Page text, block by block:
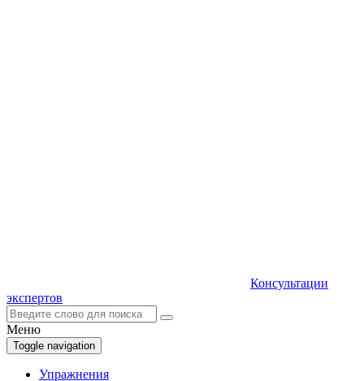
Консультации
экспертов
Меню
Toggle navigation
Упражнения